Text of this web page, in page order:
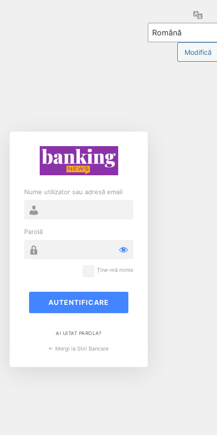
Nume utilizator sau adresă email
Parolă
Ține-mă minte
AI UITAT PAROLA?
← Mergi la Stiri Bancare